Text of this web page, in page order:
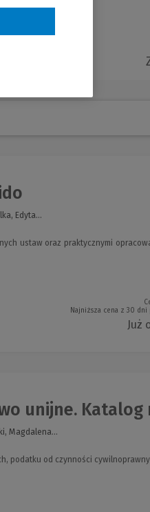
Edyta...
ustaw oraz praktycznymi
Najniższa cena z 30
Już
unijne. Katalog
Magdalena...
podatku od czynności